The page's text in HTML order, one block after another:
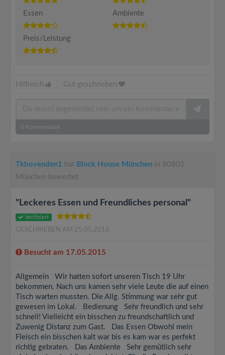
Essen Ambiente
Preis/Leistung
Hilfreich Gut geschrieben
0 Kommentare
Tkbovenden1 hat Block House München in 80802
München bewertet
"Leckeres Essen und Freundliches personal"
Verifiziert
GESCHRIEBEN AM 25.05.2015
Besucht am 17.05.2015
Allgemein Wir hatten sofort unseren Tisch 19 Uhr
bekommen. Nach uns kamen sehr viele Leute die auf einen
Tisch warten mussten. Die Allg. Stimmung war sehr gut
gewesen im Lokal. Bedienung Sehr freundlich und sehr
schnell! Vielleicht ein bisschen zu freundschaftlich und
Zuwenig Distanz zum Gast. Das Essen Obwohl mein
Fleisch ein bisschen kalt war bis es kam war es perfekt
richtig gebraten. Das Ambiente Sehr gemütlich sehr